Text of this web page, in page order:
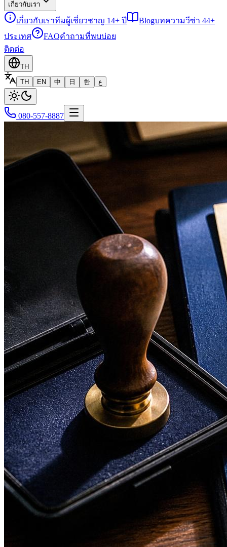
เกี่ยวกับเรา
เกี่ยวกับเราทีมผู้เชี่ยวชาญ 14+ ปี Blogบทความวีซ่า 44+
ประเทศ
FAQคำถามที่พบบ่อย
ติดต่อ
TH
TH
EN 中 日 한 ع
080-557-8887